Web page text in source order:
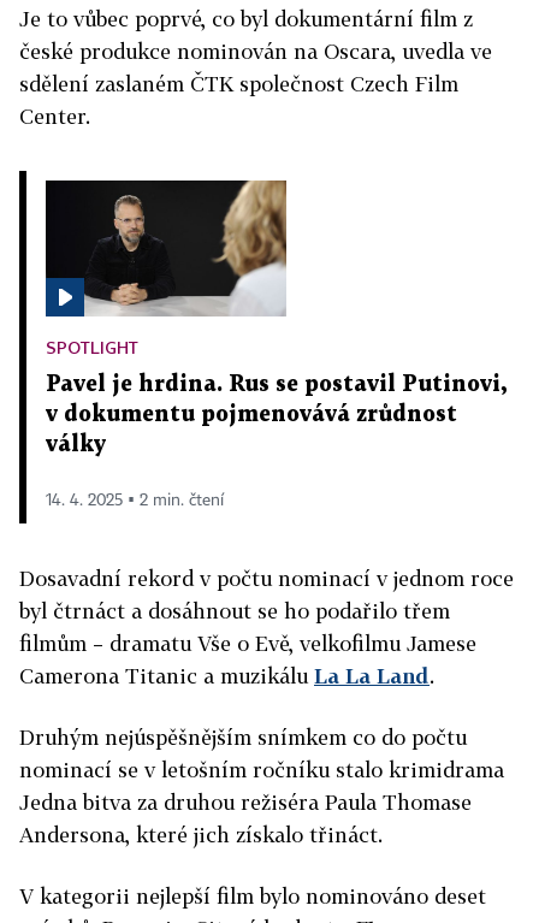
Je to vůbec poprvé, co byl dokumentární film z
české produkce nominován na Oscara, uvedla ve
sdělení zaslaném ČTK společnost Czech Film
Center.
SPOTLIGHT
Pavel je hrdina. Rus se postavil Putinovi,
v dokumentu pojmenovává zrůdnost
války
14. 4. 2025 ▪ 2 min. čtení
Dosavadní rekord v počtu nominací v jednom roce
byl čtrnáct a dosáhnout se ho podařilo třem
filmům – dramatu Vše o Evě, velkofilmu Jamese
Camerona Titanic a muzikálu La La Land.
Druhým nejúspěšnějším snímkem co do počtu
nominací se v letošním ročníku stalo krimidrama
Jedna bitva za druhou režiséra Paula Thomase
Andersona, které jich získalo třináct.
V kategorii nejlepší film bylo nominováno deset